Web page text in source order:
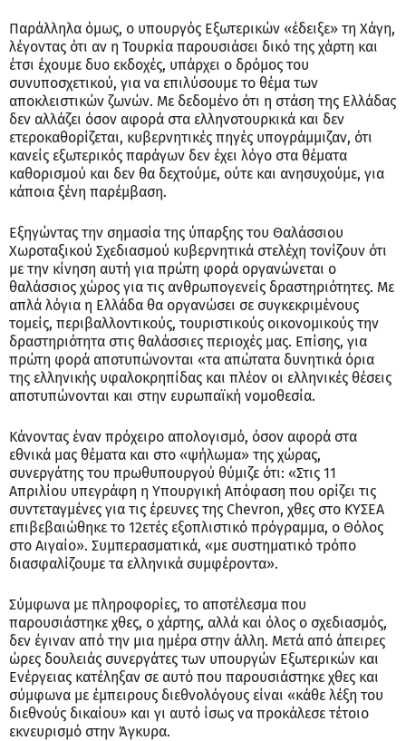
Παράλληλα όμως, ο υπουργός Εξωτερικών «έδειξε» τη Χάγη,
λέγοντας ότι αν η Τουρκία παρουσιάσει δικό της χάρτη και
έτσι έχουμε δυο εκδοχές, υπάρχει ο δρόμος του
συνυποσχετικού, για να επιλύσουμε το θέμα των
αποκλειστικών ζωνών. Με δεδομένο ότι η στάση της Ελλάδας
δεν αλλάζει όσον αφορά στα ελληνοτουρκικά και δεν
ετεροκαθορίζεται, κυβερνητικές πηγές υπογράμμιζαν, ότι
κανείς εξωτερικός παράγων δεν έχει λόγο στα θέματα
καθορισμού και δεν θα δεχτούμε, ούτε και ανησυχούμε, για
κάποια ξένη παρέμβαση.
Εξηγώντας την σημασία της ύπαρξης του Θαλάσσιου
Χωροταξικού Σχεδιασμού κυβερνητικά στελέχη τονίζουν ότι
με την κίνηση αυτή για πρώτη φορά οργανώνεται ο
θαλάσσιος χώρος για τις ανθρωπογενείς δραστηριότητες. Με
απλά λόγια η Ελλάδα θα οργανώσει σε συγκεκριμένους
τομείς, περιβαλλοντικούς, τουριστικούς οικονομικούς την
δραστηριότητα στις θαλάσσιες περιοχές μας. Επίσης, για
πρώτη φορά αποτυπώνονται «τα απώτατα δυνητικά όρια
της ελληνικής υφαλοκρηπίδας και πλέον οι ελληνικές θέσεις
αποτυπώνονται και στην ευρωπαϊκή νομοθεσία.
Κάνοντας έναν πρόχειρο απολογισμό, όσον αφορά στα
εθνικά μας θέματα και στο «ψήλωμα» της χώρας,
συνεργάτης του πρωθυπουργού θύμιζε ότι: «Στις 11
Απριλίου υπεγράφη η Υπουργική Απόφαση που ορίζει τις
συντεταγμένες για τις έρευνες της Chevron, χθες στο ΚΥΣΕΑ
επιβεβαιώθηκε το 12ετές εξοπλιστικό πρόγραμμα, ο Θόλος
στο Αιγαίο». Συμπερασματικά, «με συστηματικό τρόπο
διασφαλίζουμε τα ελληνικά συμφέροντα».
Σύμφωνα με πληροφορίες, το αποτέλεσμα που
παρουσιάστηκε χθες, ο χάρτης, αλλά και όλος ο σχεδιασμός,
δεν έγιναν από την μια ημέρα στην άλλη. Μετά από άπειρες
ώρες δουλειάς συνεργάτες των υπουργών Εξωτερικών και
Ενέργειας κατέληξαν σε αυτό που παρουσιάστηκε χθες και
σύμφωνα με έμπειρους διεθνολόγους είναι «κάθε λέξη του
διεθνούς δικαίου» και γι αυτό ίσως να προκάλεσε τέτοιο
εκνευρισμό στην Άγκυρα.